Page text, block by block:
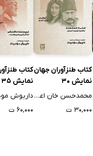
کتاب طنزآوران جهان
نمایش 30
محمدحسن خان اعتمادالسلطنه
۳۰,۰۰۰ ت
کتاب
نمایش 35
داریوش
۶۰,۰۰۰ ت